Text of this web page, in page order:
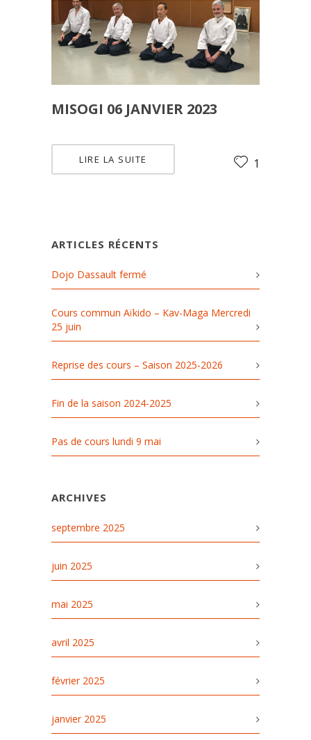
MISOGI 06 JANVIER 2023
LIRE LA SUITE 1
ARTICLES RÉCENTS
Dojo Dassault fermé
Cours commun Aïkido – Kav-Maga Mercredi
25 juin
Reprise des cours – Saison 2025-2026
Fin de la saison 2024-2025
Pas de cours lundi 9 mai
ARCHIVES
septembre 2025
juin 2025
mai 2025
avril 2025
février 2025
janvier 2025